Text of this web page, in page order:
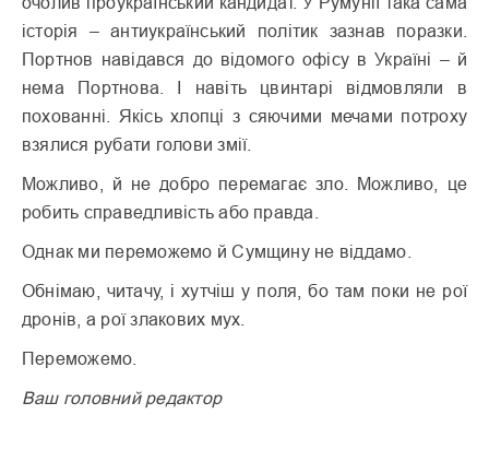
історія – антиукраїнський політик зазнав поразки.
Портнов наві­дався до відомого офісу в Україні – й
нема Портнова. І навіть цвинтарі відмовляли в
похованні. Якісь хлопці з сяючими мечами потроху
взялися рубати голови змії.
Можливо, й не добро перемагає зло. Можливо, це
робить справедливість або правда.
Однак ми переможемо й Сумщину не віддамо.
Обнімаю, читачу, і хутчіш у поля, бо там поки не рої
дронів, а рої злакових мух.
Переможемо.
Ваш головний редактор